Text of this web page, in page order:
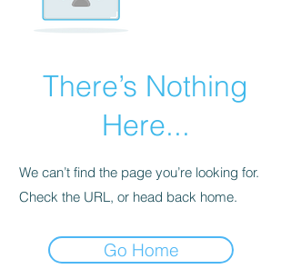
There’s Nothing
Here...
We can’t find the page you’re looking for.
Check the URL, or head back home.
Go Home